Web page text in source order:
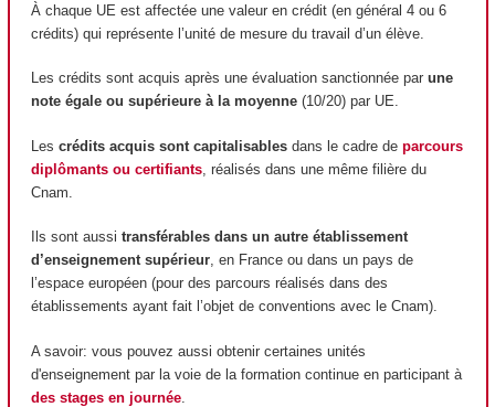
À chaque UE est affectée une valeur en crédit (en général 4 ou 6
crédits) qui représente l’unité de mesure du travail d’un élève.
Les crédits sont acquis après une évaluation sanctionnée par une
note égale ou supérieure à la moyenne (10/20) par UE.
Les crédits acquis sont capitalisables dans le cadre de parcours
diplômants ou certifiants , réalisés dans une même filière du
Cnam.
Ils sont aussi transférables dans un autre établissement
d’enseignement supérieur, en France ou dans un pays de
l’espace européen (pour des parcours réalisés dans des
établissements ayant fait l’objet de conventions avec le Cnam).
A savoir: vous pouvez aussi obtenir certaines unités
d'enseignement par la voie de la formation continue en participant à
des stages en journée